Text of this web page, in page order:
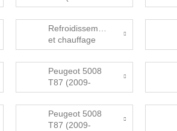
2016)
Diferenciál
Refroidissement
et chauffage
Peugeot 5008
T87 (2009-
2016) Kola,
ventilky
Peugeot 5008
T87 (2009-